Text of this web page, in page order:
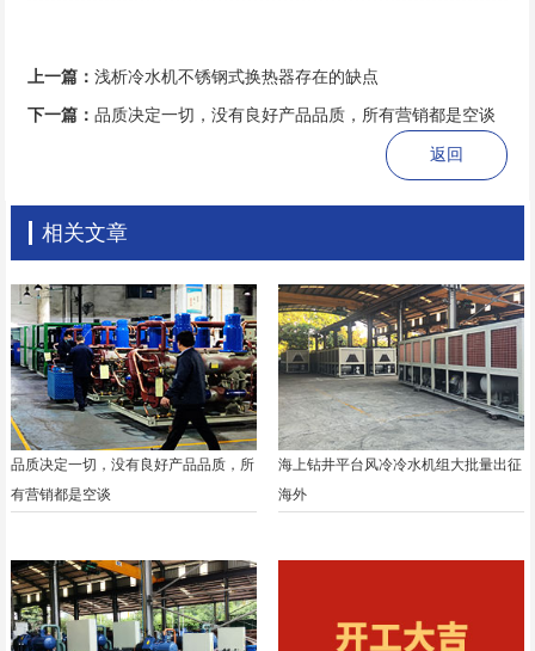
上一篇：浅析冷水机不锈钢式换热器存在的缺点
下一篇：品质决定一切，没有良好产品品质，所有营销都是空谈
返回
相关文章
品质决定一切，没有良好产品品质，所
有营销都是空谈
海上钻井平台风冷冷水机组大批量出征
海外